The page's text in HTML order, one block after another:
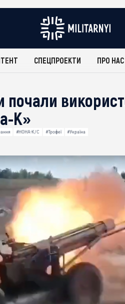
СПЕЦПРОЕКТИ ПРО НАС
почали
К»
#НОНА-К/С #Трофеї #Україна